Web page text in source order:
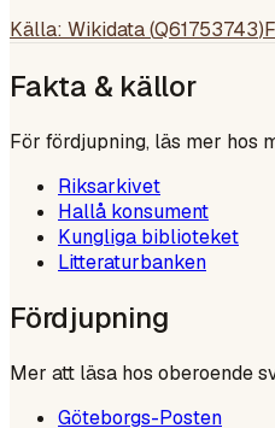
Källa: Wikidata (Q61753743)
Fakta & källor
För fördjupning, läs mer hos
Riksarkivet
Hallå konsument
Kungliga biblioteket
Litteraturbanken
Fördjupning
Mer att läsa hos oberoende
Göteborgs-Posten